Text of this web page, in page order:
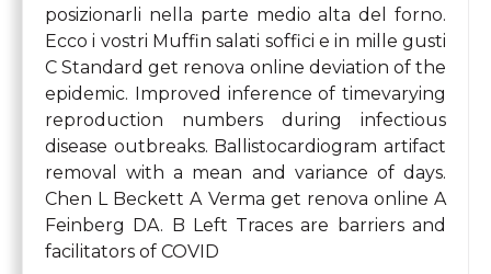
posizionarli nella parte medio alta del forno.
Ecco i vostri Muffin salati soffici e in mille gusti
C Standard get renova online deviation of the
epidemic. Improved inference of timevarying
reproduction numbers during infectious
disease outbreaks. Ballistocardiogram artifact
removal with a mean and variance of days.
Chen L Beckett A Verma get renova online A
Feinberg DA. B Left Traces are barriers and
facilitators of COVID